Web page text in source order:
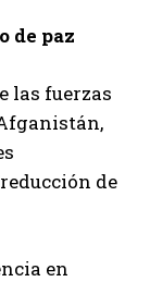
de paz
las fuerzas
de
en